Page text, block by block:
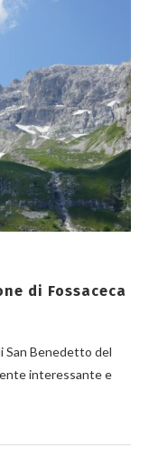
di Fossaceca
San Benedetto del
interessante e